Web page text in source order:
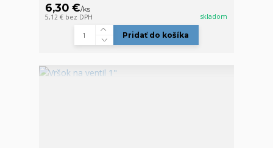
6,30 €/ks
5,12 € bez DPH skladom
Pridať do košíka